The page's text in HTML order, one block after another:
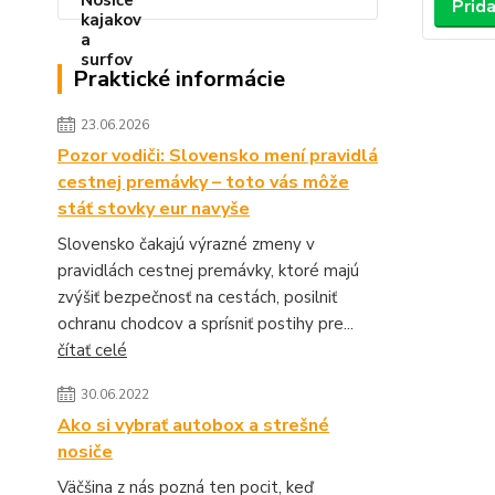
Praktické informácie
23.06.2026
Pozor vodiči: Slovensko mení pravidlá
cestnej premávky – toto vás môže
stáť stovky eur navyše
Slovensko čakajú výrazné zmeny v
pravidlách cestnej premávky, ktoré majú
zvýšiť bezpečnosť na cestách, posilniť
ochranu chodcov a sprísniť postihy pre...
čítať celé
30.06.2022
Ako si vybrať autobox a strešné
nosiče
Väčšina z nás pozná ten pocit, keď